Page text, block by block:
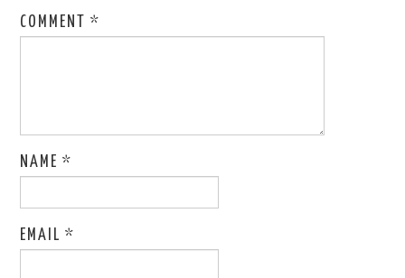
COMMENT*
NAME*
EMAIL*